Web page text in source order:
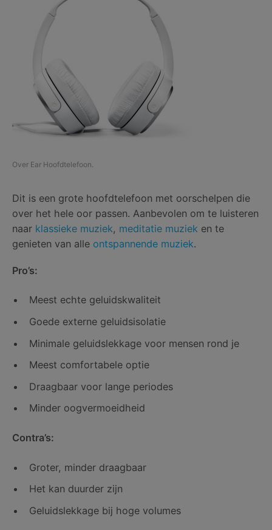
Over Ear Hoofdtelefoon.
Dit is een grote hoofdtelefoon met oorschelpen die
over het hele oor passen. Aanbevolen om te luisteren
naar klassieke muziek, meditatie muziek en te
genieten van alle ontspannende muziek.
Pro’s:
Meest echte geluidskwaliteit
Goede externe geluidsisolatie
Minimale geluidslekkage voor mensen rond je
Meest comfortabele optie
Draagbaar voor lange periodes
Minder oogvermoeidheid
Contra’s:
Groter, minder draagbaar
Het kan duurder zijn
Geluidslekkage bij hoge volumes